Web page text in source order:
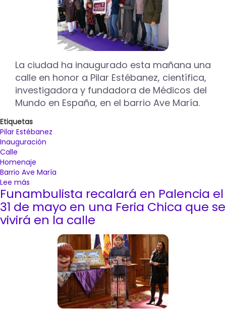
La ciudad ha inaugurado esta mañana una
calle en honor a Pilar Estébanez, científica,
investigadora y fundadora de Médicos del
Mundo en España, en el barrio Ave María.
Etiquetas
Pilar Estébanez
Inauguración
Calle
Homenaje
Barrio Ave María
Lee más
Palencia
inaugura
en
el
Funambulista recalará en Palencia el
31 de mayo en una Feria Chica que se
vivirá en la calle